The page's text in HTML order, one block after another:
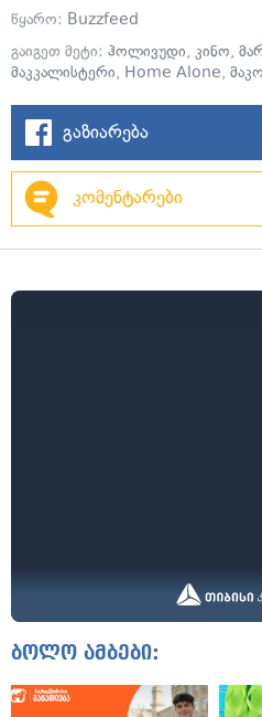
წყარო: Buzzfeed
გაიგეთ მეტი: ჰოლივუდი, კინო,
მაკკალისტერი, Home Alone,
გაზიარება
კომენტარები
ბოლო ამბები: